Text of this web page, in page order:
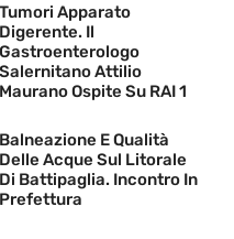
Tumori Apparato
Digerente. Il
Gastroenterologo
Salernitano Attilio
Maurano Ospite Su RAI 1
Balneazione E Qualità
Delle Acque Sul Litorale
Di Battipaglia. Incontro In
Prefettura